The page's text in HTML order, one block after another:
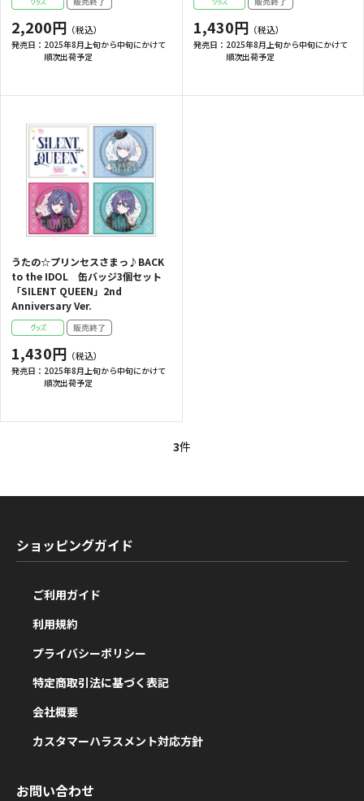
2,200円
発売日： 2025年8月上旬から中旬にかけて
順次出荷予定
1,430円
発売日： 2025年8月上旬から中旬にかけて
順次出荷予定
うたの☆プリンセスさまっ♪BACK
to the IDOL 缶バッジ3個セット
「SILENT QUEEN」2nd
Anniversary Ver.
1,430円
発売日： 2025年8月上旬から中旬にかけて
順次出荷予定
3件
ショッピングガイド
ご利用ガイド
利用規約
プライバシーポリシー
特定商取引法に基づく表記
会社概要
カスタマーハラスメント対応方針
お問い合わせ